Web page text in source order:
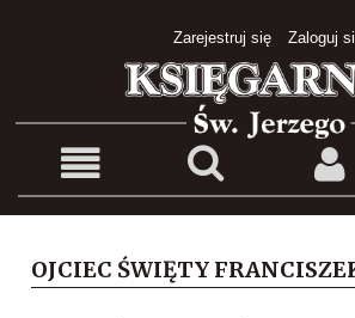
Zarejestruj się Zaloguj
OJCIEC ŚWIĘTY